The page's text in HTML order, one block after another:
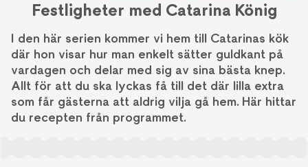
Festligheter med Catarina König
I den här serien kommer vi hem till Catarinas kök
där hon visar hur man enkelt sätter guldkant på
vardagen och delar med sig av sina bästa knep.
Allt för att du ska lyckas få till det där lilla extra
som får gästerna att aldrig vilja gå hem. Här hittar
du recepten från programmet.